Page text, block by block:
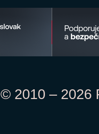
© 2010 – 2026